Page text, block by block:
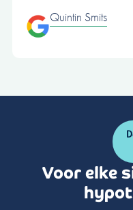
Quintin Smits
Voor elke